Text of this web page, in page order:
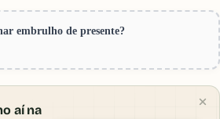
embrulho de presente?
aí na